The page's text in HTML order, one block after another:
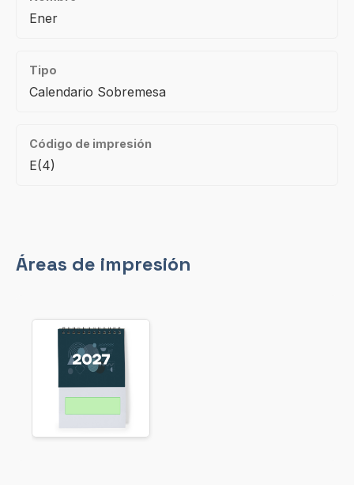
Ener
Tipo
Calendario Sobremesa
Código de impresión
E(4)
Áreas de impresión